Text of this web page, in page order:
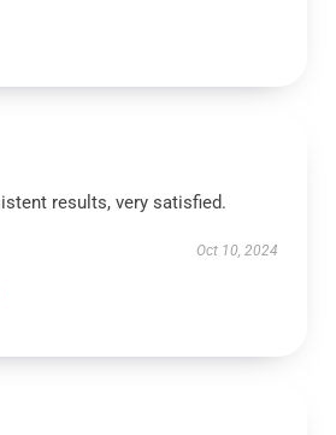
results, very satisfied.
Oct 10, 2024